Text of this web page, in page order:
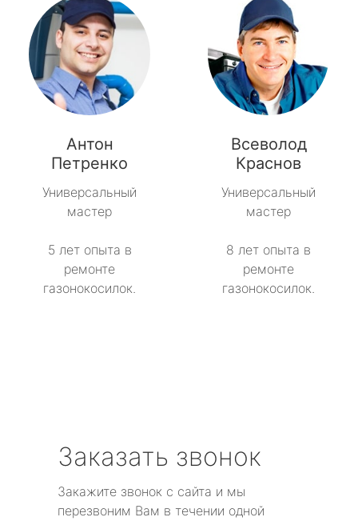
Антон
Петренко
Универсальный
мастер
5 лет опыта в
ремонте
газонокосилок.
Всеволод
Краснов
Универсальный
мастер
8 лет опыта в
ремонте
газонокосилок.
Заказать звонок
Закажите звонок с сайта и мы
перезвоним Вам в течении одной